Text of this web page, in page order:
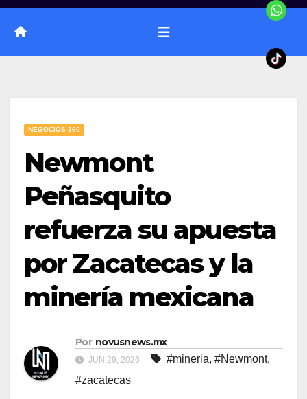
NEGOCIOS 360
Newmont
Peñasquito
refuerza su apuesta
por Zacatecas y la
minería mexicana
Por novusnews.mx
JUN 29, 2026 #mineria, #Newmont,
#zacatecas